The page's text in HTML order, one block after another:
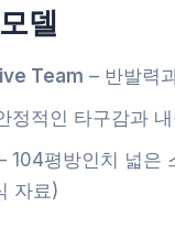
델
Team – 반발력
정적인 타구감과
104평방인치 넓은
자료)